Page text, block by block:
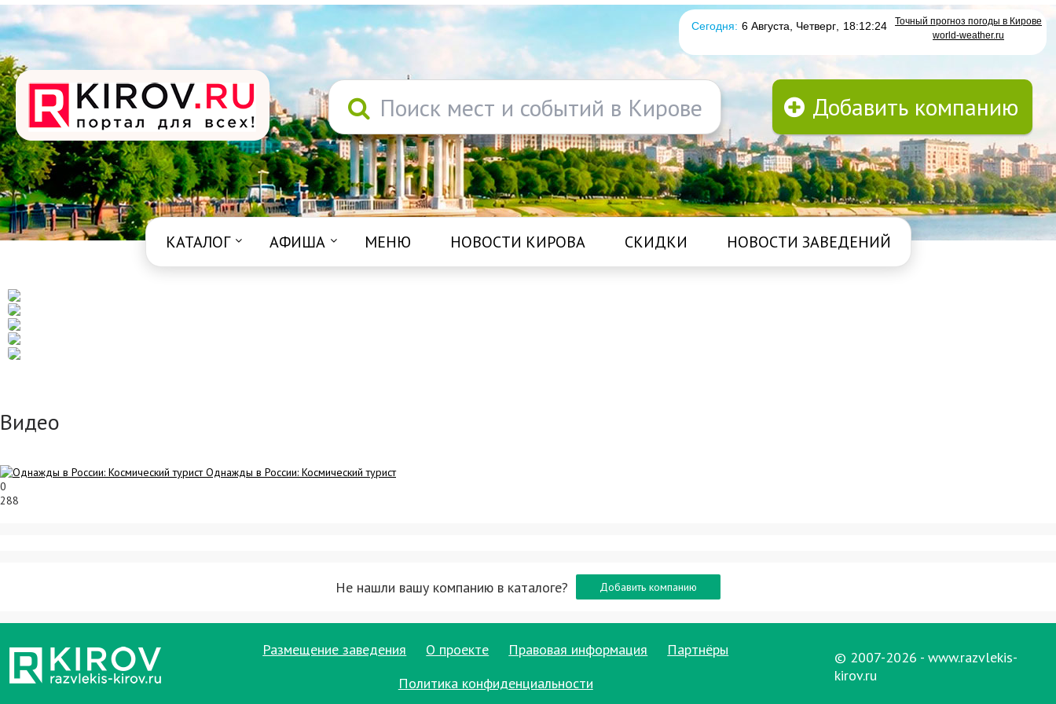
Сегодня: 6 Августа, Четверг 18:12:24
Точный прогноз погоды в Кирове
world-weather.ru
Поиск мест и событий в Кирове Добавить компанию
КАТАЛОГ АФИША МЕНЮ НОВОСТИ КИРОВА СКИДКИ НОВОСТИ ЗАВЕДЕНИЙ
Видео
Однажды в России: Космический турист
0
288
Не нашли вашу компанию в каталоге? Добавить компанию
Размещение заведения О проекте Правовая информация
Партнёры
Политика конфиденциальности
© 2007-2026 - www.razvlekis-
kirov.ru